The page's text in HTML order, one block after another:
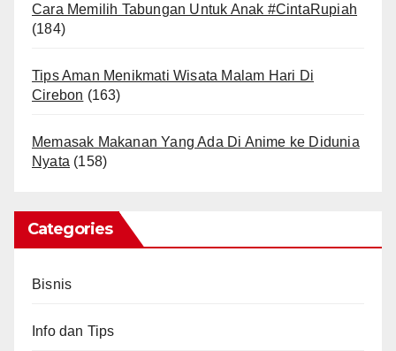
Cara Memilih Tabungan Untuk Anak #CintaRupiah
(184)
Tips Aman Menikmati Wisata Malam Hari Di
Cirebon (163)
Memasak Makanan Yang Ada Di Anime ke Didunia
Nyata (158)
Categories
Bisnis
Info dan Tips